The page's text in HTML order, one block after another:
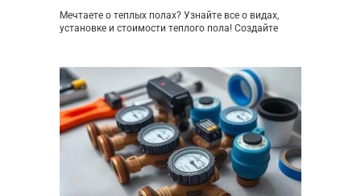
Мечтаете о теплых полах? Узнайте все о видах,
установке и стоимости теплого пола! Создайте